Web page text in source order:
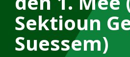
Sektioun
Suessem)